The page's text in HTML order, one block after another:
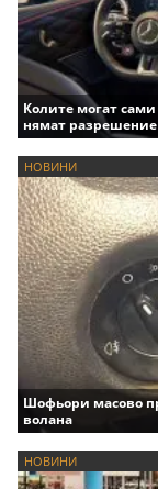
Колите могат
нямат разрешение
НОВИНИ
Шофьори масово
волана
НОВИНИ